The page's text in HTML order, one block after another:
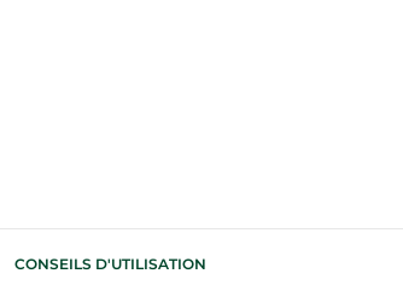
CONSEILS D'UTILISATION